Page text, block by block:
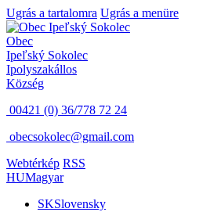
Ugrás a tartalomra Ugrás a menüre
Obec
Ipeľský Sokolec
Ipolyszakállos
Község
00421 (0) 36/778 72 24
obecsokolec@gmail.com
Webtérkép RSS
HUMagyar
SKSlovensky